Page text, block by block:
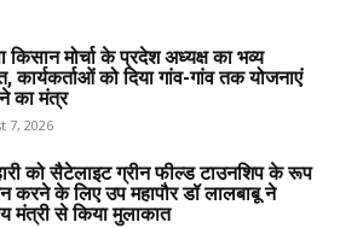
किसान मोर्चा के प्रदेश अध्यक्ष का भव्य
कार्यकर्ताओं को दिया गांव-गांव तक योजनाएं
का मंत्र
7, 2026
को सैटेलाइट ग्रीन फील्ड टाउनशिप के रूप
करने के लिए उप महापौर डॉ लालबाबू ने
मंत्री से किया मुलाकात